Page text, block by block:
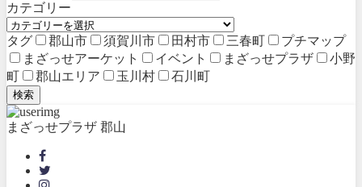
カテゴリー
タグ 郡山市 須賀川市 田村市 三春町
プチマップ
まざっせアーケット
イベント まざっせプラザ
小野
町
郡山エリア 玉川村 石川町
検索
まざっせプラザ 郡山